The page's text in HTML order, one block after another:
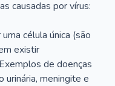
causadas por vírus:
célula única (são
existir
de doenças
urinária, meningite e